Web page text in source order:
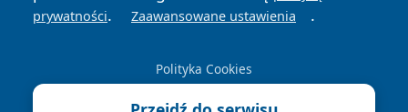
prywatności. Zaawansowane ustawienia .
Polityka Cookies